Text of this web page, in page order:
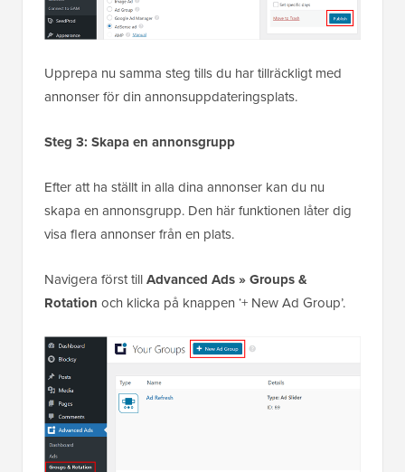
Upprepa nu samma steg tills du har tillräckligt med
annonser för din annonsuppdateringsplats.
Steg 3: Skapa en annonsgrupp
Efter att ha ställt in alla dina annonser kan du nu
skapa en annonsgrupp. Den här funktionen låter dig
visa flera annonser från en plats.
Navigera först tillAdvanced Ads » Groups &
Rotation och klicka på knappen ‘+ New Ad Group’.